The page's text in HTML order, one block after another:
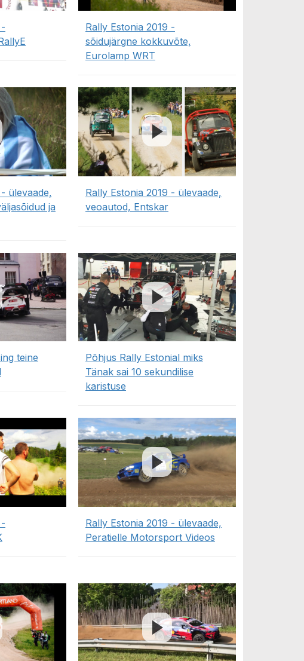
Rally Estonia 2019 -
sõidujärgne kokkuvõte,
Eurolamp WRT
ülevaade,
ja
Rally Estonia 2019 - ülevaade,
veoautod, Entskar
teine
Põhjus Rally Estonial miks
Tänak sai 10 sekundilise
karistuse
Rally Estonia 2019 - ülevaade,
Peratielle Motorsport Videos